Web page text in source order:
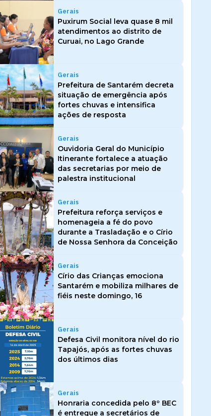
Gerais
Puxirum Social leva quase 8 mil
atendimentos ao distrito de
Curuai, no Lago Grande
Gerais
Prefeitura de Santarém decreta
situação de emergência após
fortes chuvas e intensifica
ações de resposta
Gerais
Ouvidoria Geral do Município
Itinerante fortalece a atuação
das secretarias por meio de
palestra institucional
Gerais
Prefeitura reforça serviços e
homenageia a fé do povo
durante a Trasladação e o Círio
de Nossa Senhora da Conceição
Gerais
Círio das Crianças emociona
Santarém e mobiliza milhares de
fiéis neste domingo, 16
Gerais
Defesa Civil monitora nível do rio
Tapajós, após as fortes chuvas
dos últimos dias
Gerais
Honraria concedida pelo 8º BEC
é entregue a secretários de